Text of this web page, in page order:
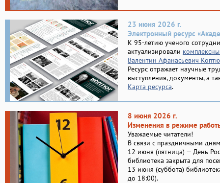
23 июня 2026 г.
Электронный ресурс
К 95-летию ученого
актуализировали
Валентин Афанасьевич
Ресурс отражает научные
выступления, документы, а
Карта ресурса.
8 июня 2026 г.
Изменения в режиме
Уважаемые читатели!
В связи с праздничными
12 июня (пятница) — День
библиотека закрыта для
13 июня (суббота)
до 18:00).